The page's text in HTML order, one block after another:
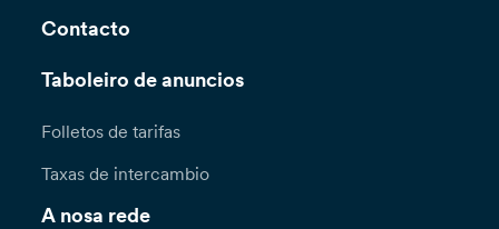
Contacto
Taboleiro de anuncios
Folletos de tarifas
Taxas de intercambio
A nosa rede